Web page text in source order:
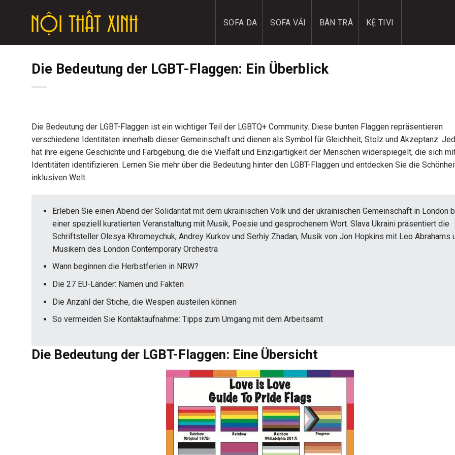
SOFA DA SOFA VẢI BÀN TRÀ KỆ TIVI
Die Bedeutung der LGBT-Flaggen: Ein Überblick
Die Bedeutung der LGBT-Flaggen ist ein wichtiger Teil der LGBTQ+ Community. Diese bunten Flaggen repräsentieren
verschiedene Identitäten innerhalb dieser Gemeinschaft und dienen als Symbol für Gleichheit, Stolz und Akzeptanz.
hat ihre eigene Geschichte und Farbgebung, die die Vielfalt und Einzigartigkeit der Menschen widerspiegelt, die sich
Identitäten identifizieren. Lernen Sie mehr über die Bedeutung hinter den LGBT-Flaggen und entdecken Sie die
inklusiven Welt.
Erleben Sie einen Abend der Solidarität mit dem ukrainischen Volk und der ukrainischen Gemeinschaft in London
einer speziell kuratierten Veranstaltung mit Musik, Poesie und gesprochenem Wort. Slava Ukraini präsentiert die
Schriftsteller Olesya Khromeychuk, Andrey Kurkov und Serhiy Zhadan, Musik von Jon Hopkins mit Leo Abrahams
Musikern des London Contemporary Orchestra
Wann beginnen die Herbstferien in NRW?
Die 27 EU-Länder: Namen und Fakten
Die Anzahl der Stiche, die Wespen austeilen können
So vermeiden Sie Kontaktaufnahme: Tipps zum Umgang mit dem Arbeitsamt
Die Bedeutung der LGBT-Flaggen: Eine Übersicht